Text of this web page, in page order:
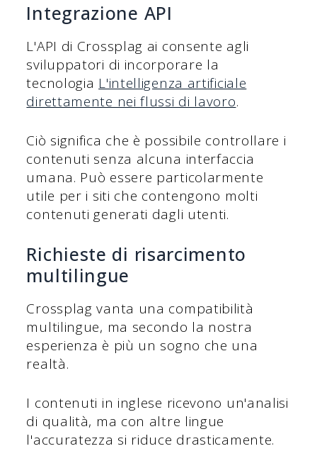
Integrazione API
L'API di Crossplag ai consente agli
sviluppatori di incorporare la
tecnologia L'intelligenza artificiale
direttamente nei flussi di lavoro.
Ciò significa che è possibile controllare i
contenuti senza alcuna interfaccia
umana. Può essere particolarmente
utile per i siti che contengono molti
contenuti generati dagli utenti.
Richieste di risarcimento
multilingue
Crossplag vanta una compatibilità
multilingue, ma secondo la nostra
esperienza è più un sogno che una
realtà.
I contenuti in inglese ricevono un'analisi
di qualità, ma con altre lingue
l'accuratezza si riduce drasticamente.